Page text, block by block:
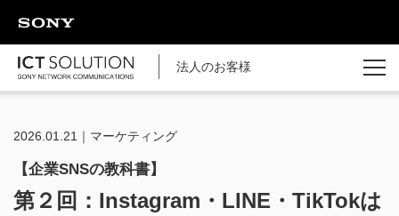
法人のお客様
2026.01.21｜マーケティング
【企業SNSの教科書】
第２回：Instagram・LINE・TikTokは